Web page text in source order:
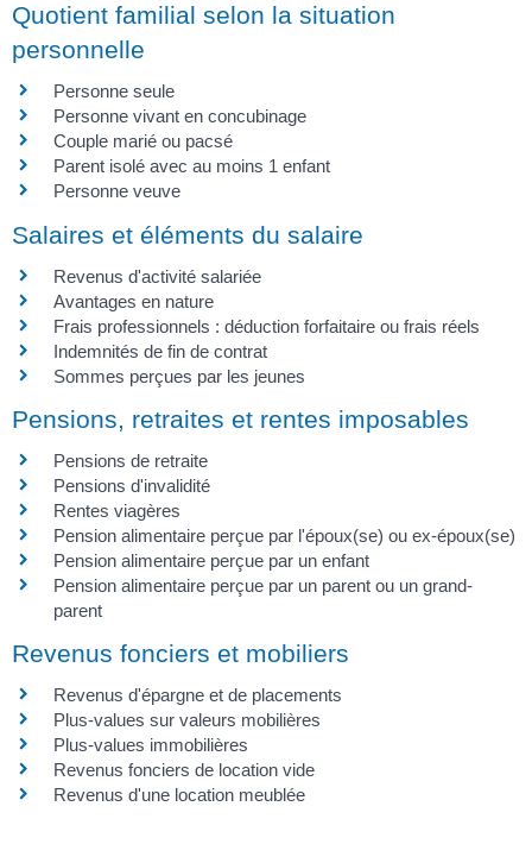
Quotient familial selon la situation
personnelle
Personne seule
Personne vivant en concubinage
Couple marié ou pacsé
Parent isolé avec au moins 1 enfant
Personne veuve
Salaires et éléments du salaire
Revenus d'activité salariée
Avantages en nature
Frais professionnels : déduction forfaitaire ou frais réels
Indemnités de fin de contrat
Sommes perçues par les jeunes
Pensions, retraites et rentes imposables
Pensions de retraite
Pensions d'invalidité
Rentes viagères
Pension alimentaire perçue par l'époux(se) ou ex-époux(se)
Pension alimentaire perçue par un enfant
Pension alimentaire perçue par un parent ou un grand-
parent
Revenus fonciers et mobiliers
Revenus d'épargne et de placements
Plus-values sur valeurs mobilières
Plus-values immobilières
Revenus fonciers de location vide
Revenus d'une location meublée